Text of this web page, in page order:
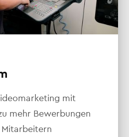
mit
mehr Bewerbungen